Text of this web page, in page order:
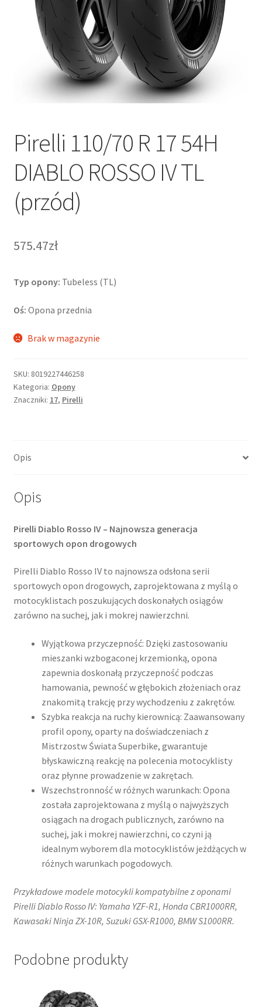
Pirelli 110/70 R 17 54H
DIABLO ROSSO IV TL
(przód)
575.47zł
Typ opony: Tubeless (TL)
Oś: Opona przednia
Brak w magazynie
SKU: 8019227446258
Kategoria: Opony
Znaczniki: 17, Pirelli
Opis
Opis
Pirelli Diablo Rosso IV – Najnowsza generacja
sportowych opon drogowych
Pirelli Diablo Rosso IV to najnowsza odsłona serii
sportowych opon drogowych, zaprojektowana z myślą o
motocyklistach poszukujących doskonałych osiągów
zarówno na suchej, jak i mokrej nawierzchni.
Wyjątkowa przyczepność: Dzięki zastosowaniu
mieszanki wzbogaconej krzemionką, opona
zapewnia doskonałą przyczepność podczas
hamowania, pewność w głębokich złożeniach oraz
znakomitą trakcję przy wychodzeniu z zakrętów.
Szybka reakcja na ruchy kierownicą: Zaawansowany
profil opony, oparty na doświadczeniach z
Mistrzostw Świata Superbike, gwarantuje
błyskawiczną reakcję na polecenia motocyklisty
oraz płynne prowadzenie w zakrętach.
Wszechstronność w różnych warunkach: Opona
została zaprojektowana z myślą o najwyższych
osiągach na drogach publicznych, zarówno na
suchej, jak i mokrej nawierzchni, co czyni ją
idealnym wyborem dla motocyklistów jeżdżących w
różnych warunkach pogodowych.
Przykładowe modele motocykli kompatybilne z oponami
Pirelli Diablo Rosso IV: Yamaha YZF-R1, Honda CBR1000RR,
Kawasaki Ninja ZX-10R, Suzuki GSX-R1000, BMW S1000RR.
Podobne produkty